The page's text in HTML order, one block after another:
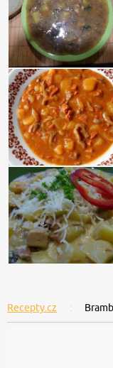
Recepty.cz